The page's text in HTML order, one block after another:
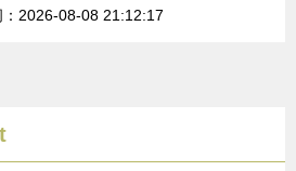
：2026-08-08 21:12:17